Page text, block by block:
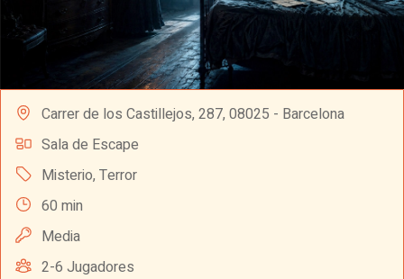
Carrer de los Castillejos, 287, 08025 - Barcelona
Sala de Escape
Misterio, Terror
60 min
Media
2-6 Jugadores